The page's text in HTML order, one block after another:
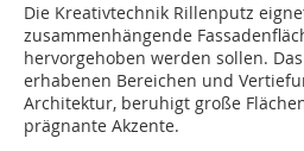
Die Kreativtechnik Rillenputz
zusammenhängende
hervorgehoben werden sollen.
erhabenen Bereichen und
Architektur, beruhigt große
prägnante Akzente.